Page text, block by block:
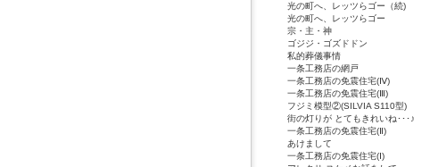
光の町へ、レッツらゴー（続)
光の町へ、レッツらゴー
宗・主・神
ゴジジ・ゴズドドン
私的葬儀事情
一条工務店の網戸
一条工務店の免震住宅(Ⅳ)
一条工務店の免震住宅(Ⅲ)
フジミ模型②(SILVIA S110型)
街の灯りが とてもきれいね･･･♪
一条工務店の免震住宅(Ⅱ)
あけまして
一条工務店の免震住宅(Ⅰ)